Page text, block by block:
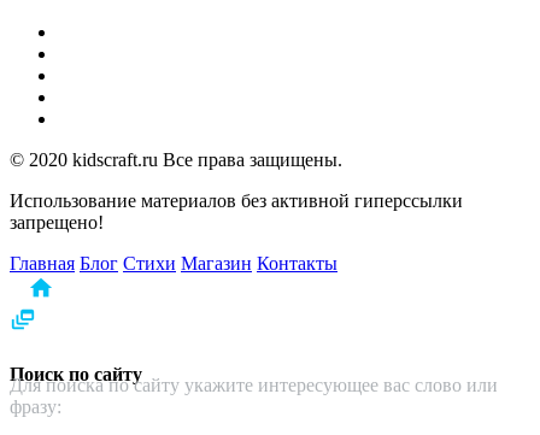
© 2020 kidscraft.ru Все права защищены.
Использование материалов без активной гиперссылки
запрещено!
Главная Блог Стихи Магазин Контакты
home
dynamic_feed
Поиск по сайту
Для поиска по сайту укажите интересующее вас слово или
фразу: